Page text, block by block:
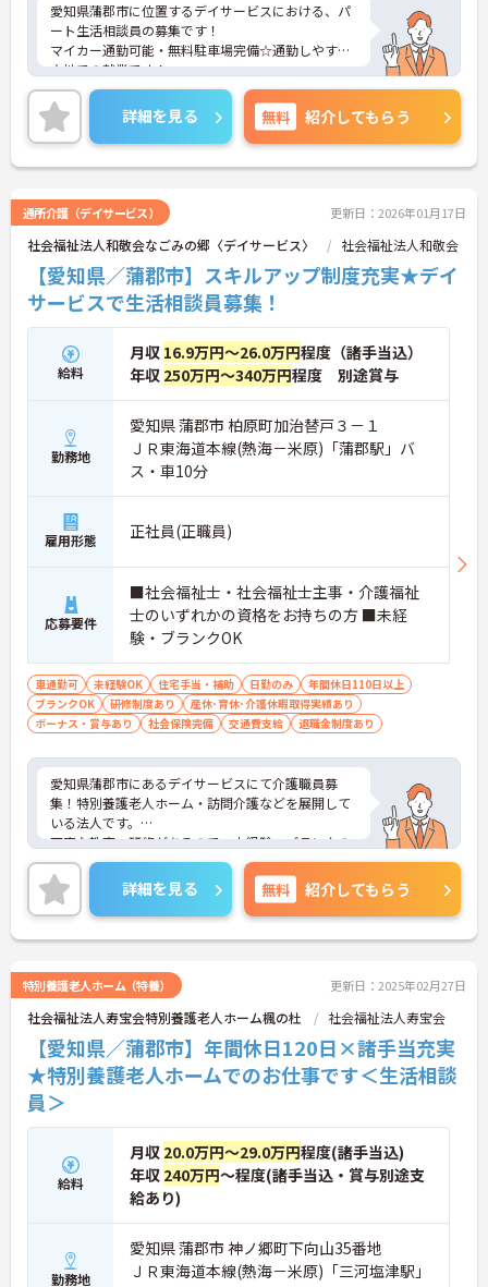
愛知県蒲郡市に位置するデイサービスにおける、パ
ート生活相談員の募集です！
マイカー通勤可能・無料駐車場完備☆通勤しやすい
立地での就業です！
ご興味ある方には、面接対策ポイントなど、さらに
詳細をお話しいたしますのでお気軽にご相談くださ
い。
詳細を見る 無料 紹介してもらう
通所介護（デイサービス） 更新日：2026年01月17日
社会福祉法人和敬会なごみの郷〈デイサービス〉 社会福祉法人和敬会
【愛知県／蒲郡市】スキルアップ制度充実★デイ
サービスで生活相談員募集！
給料
月収 16.9万円～26.0万円程度（諸手当込）
年収 250万円～340万円程度 別途賞与
勤務地
愛知県 蒲郡市 柏原町加治替戸３－１
ＪＲ東海道本線(熱海－米原)「蒲郡駅」バ
ス・車10分
雇用形態 正社員(正職員)
応募要件
■社会福祉士・社会福祉士主事・介護福祉
士のいずれかの資格をお持ちの方 ■未経
験・ブランクOK
車通勤可 未経験OK 住宅手当・補助 日勤のみ
年間休日110日以上
ブランクOK
研修制度あり
産休･育休･介護休暇取得実績あり
ボーナス・賞与あり
社会保険完備 交通費支給 退職金制度あり
愛知県蒲郡市にあるデイサービスにて介護職員募
集！特別養護老人ホーム・訪問介護などを展開して
いる法人です。
丁寧な教育・研修があるので、未経験・ブランクの
方も安心してスタートできます♪
ご興味ある方には、面接対策ポイントなど、詳細を
お話しいたしますのでお気軽にご相談ください。
詳細を見る 無料 紹介してもらう
特別養護老人ホーム（特養） 更新日：2025年02月27日
社会福祉法人寿宝会特別養護老人ホーム楓の杜 社会福祉法人寿宝会
【愛知県／蒲郡市】年間休日120日×諸手当充実
★特別養護老人ホームでのお仕事です＜生活相談
員＞
給料
月収 20.0万円～29.0万円程度(諸手当込)
年収 240万円～程度(諸手当込・賞与別途支
給あり)
勤務地
愛知県 蒲郡市 神ノ郷町下向山35番地
ＪＲ東海道本線(熱海－米原)「三河塩津駅」